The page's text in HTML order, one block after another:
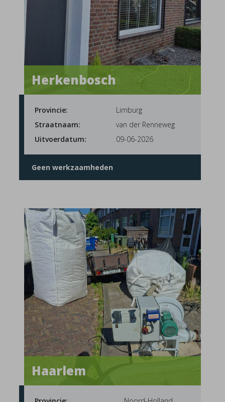
Herkenbosch
Provincie:
Limburg
Straatnaam:
van der Renneweg
Uitvoerdatum:
09-06-2026
Geen werkzaamheden
Haarlem